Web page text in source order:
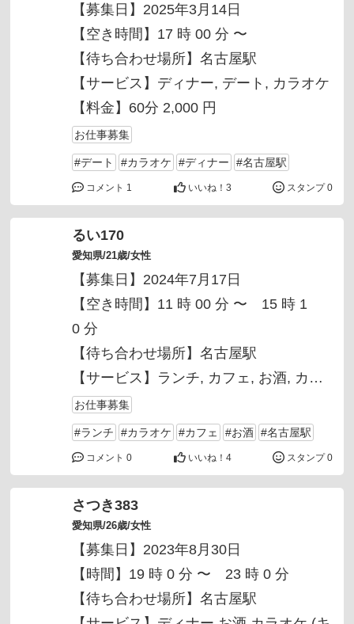
【募集日】2025年3月14日
【空き時間】17 時 00 分 〜
【待ち合わせ場所】名古屋駅
【サービス】 ディナー デート
カラオケ
【料金】60分 2,000 円
お仕事募集
#デート #カラオケ #ディナー #名古屋駅
コメント 1 いいね！ 3 スタンプ 0
るい170
愛知県/21歳/女性
【募集日】2024年7月17日
【空き時間】11 時 00 分 〜 15 時 1
0 分
【待ち合わせ場所】名古屋駅
【サービス】 ランチ カフェ お酒 カラ
オケ
【料金】60分 1,000 円
お仕事募集
#ランチ #カラオケ #カフェ #お酒 #名古屋駅
コメント 0 いいね！ 4 スタンプ 0
さつき383
愛知県/26歳/女性
【募集日】2023年8月30日
【時間】19 時 0 分 〜 23 時 0 分
【待ち合わせ場所】名古屋駅